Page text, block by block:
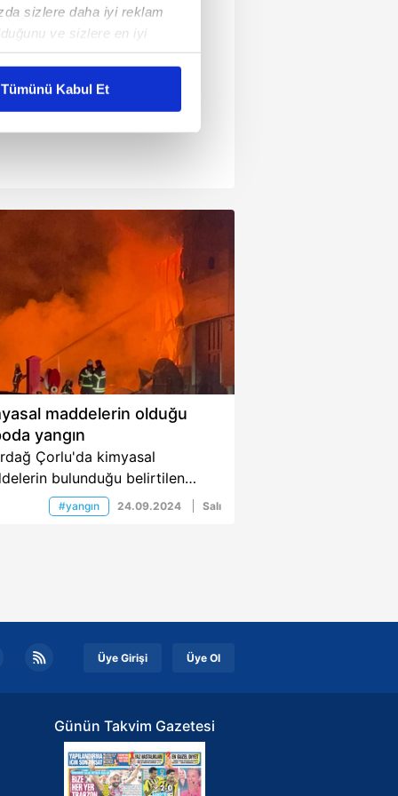
sizlere daha iyi reklam
ve sizlere en iyi
karşılamak
kullanılmaktadır. Bu
sunulması
detaylı bilgi için Ayarlar
ve sitemizde ilgili
Tümünü Kabul Et
maddelerin olduğu
yangın
Çorlu'da kimyasal
bulunduğu belirtilen
henüz belirlenemeyen bir
yangın çıktı. Yangın,
sürerken, olayla ilgili
başlatıldı.
#yangın 24.09.2024 Salı
Üye Girişi Üye Ol
Günün Takvim Gazetesi